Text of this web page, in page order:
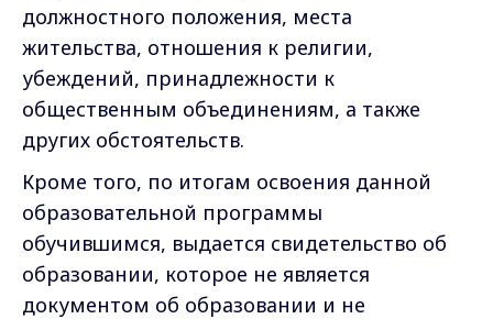
должностного положения, места
жительства, отношения к религии,
убеждений, принадлежности к
общественным объединениям, а также
других обстоятельств.
Кроме того, по итогам освоения данной
образовательной программы
обучившимся, выдается свидетельство об
образовании, которое не является
документом об образовании и не